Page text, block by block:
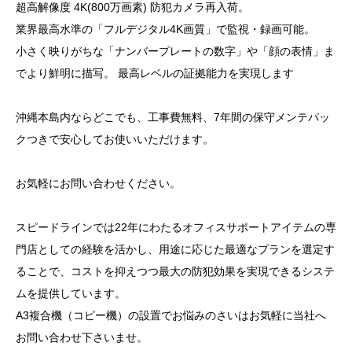
超高解像度 4K(800万画素) 防犯カメラ再入荷。
業界最高水準の「フルデジタル4K画質」で監視・録画可能。
小さく映りがちな「ナンバープレートの数字」や「顔の表情」ま
でより鮮明に描写。 最高レベルの証拠能力を実現します
沖縄本島内ならどこでも、工事費無料、7年間の保守メンテパッ
クつきで安心してお使いいただけます。
お気軽にお問い合わせください。
スピードラインでは22年にわたるオフィスサポートアイテムの専
門店としての経験を活かし、用途に応じた最適なプランを選定す
ることで、コストを抑えつつ最大の防犯効果を実現できるシステ
ムを提供しています。
A3複合機（コピー機）の設置でお悩みのさいはお気軽に当社へ
お問い合わせ下さいませ。